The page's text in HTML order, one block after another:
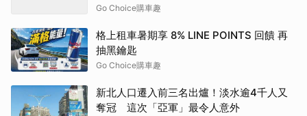
Go Choice購車趣
格上租車暑期享 8% LINE POINTS 回饋 再
抽黑鑰匙
Go Choice購車趣
新北人口遷入前三名出爐！淡水逾4千人又
奪冠 這次「亞軍」最令人意外